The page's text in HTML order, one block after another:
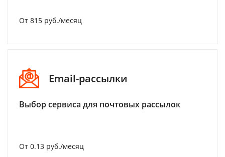
От 815 руб./месяц
Email-рассылки
Выбор сервиса для почтовых рассылок
От 0.13 руб./месяц